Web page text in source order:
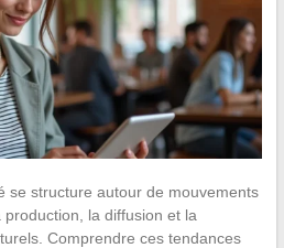
se structure autour de mouvements
la diffusion et la
Comprendre ces tendances